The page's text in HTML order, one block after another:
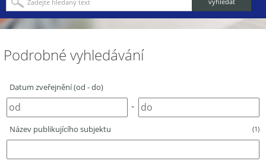
Podrobné vyhledávání
Datum zveřejnění (od - do)
-
Název publikujícího subjektu (1)